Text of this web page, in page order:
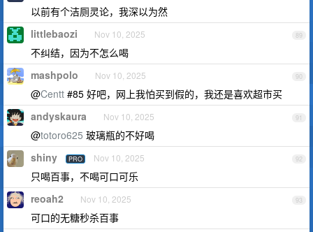
以前有个洁厕灵论，我深以为然
89
littlebaozi Nov 10, 2025
不纠结，因为不怎么喝
90
mashpolo Nov 10, 2025
@Centt #85 好吧，网上我怕买到假的，我还是喜欢超市买
91
andyskaura Nov 10, 2025
@totoro625 玻璃瓶的不好喝
92
shiny PRO Nov 10, 2025
只喝百事，不喝可口可乐
93
reoah2 Nov 10, 2025
可口的无糖秒杀百事